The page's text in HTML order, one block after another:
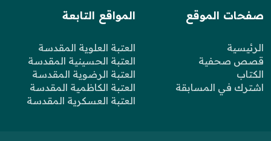
صفحات الموقع
الرئيسية
قصص صحفية
الكتاب
اشترك في المسابقة
المواقع التابعة
العتبة العلوية المقدسة
العتبة الحسينية المقدسة
العتبة الرضوية المقدسة
العتبة الكاظمية المقدسة
العتبة العسكرية المقدسة